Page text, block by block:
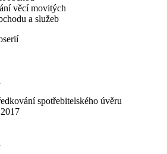
věcí movitých
a služeb
spotřebitelského úvěru